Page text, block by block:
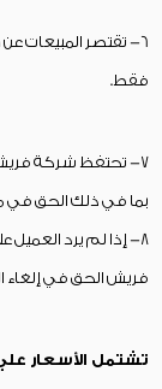
6- تقتصر المبيعات
فقط.
7- تحتفظ شركة
بما في ذلك الحق في
8- إذا لم يرد العميل
فريش الحق في إلغاء
تشتمل الأسعار